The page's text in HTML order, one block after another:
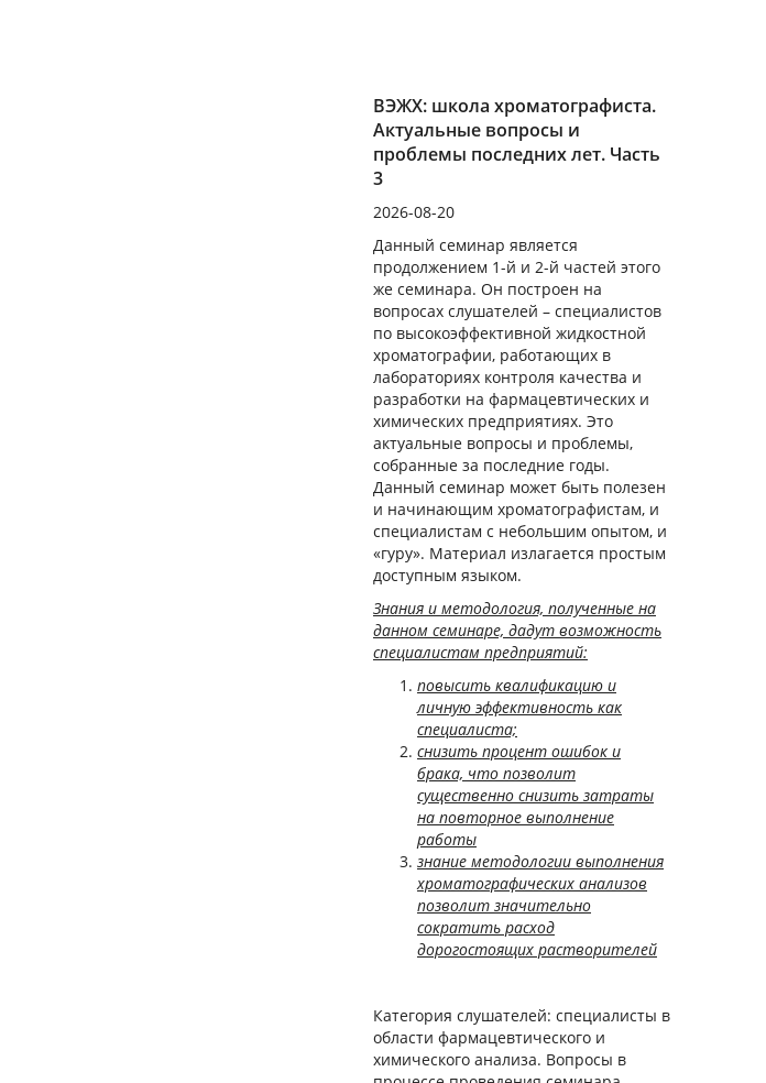
ВЭЖХ: школа хроматографиста.
Актуальные вопросы и
проблемы последних лет. Часть
3
2026-08-20
Данный семинар является
продолжением 1-й и 2-й частей этого
же семинара. Он построен на
вопросах слушателей – специалистов
по высокоэффективной жидкостной
хроматографии, работающих в
лабораториях контроля качества и
разработки на фармацевтических и
химических предприятиях. Это
актуальные вопросы и проблемы,
собранные за последние годы.
Данный семинар может быть полезен
и начинающим хроматографистам, и
специалистам с небольшим опытом, и
«гуру». Материал излагается простым
доступным языком.
Знания и методология, полученные на
данном семинаре, дадут возможность
специалистам предприятий:
повысить квалификацию и
личную эффективность как
специалиста;
снизить процент ошибок и
брака, что позволит
существенно снизить затраты
на повторное выполнение
работы
знание методологии выполнения
хроматографических анализов
позволит значительно
сократить расход
дорогостоящих растворителей
Категория слушателей: специалисты в
области фармацевтического и
химического анализа. Вопросы в